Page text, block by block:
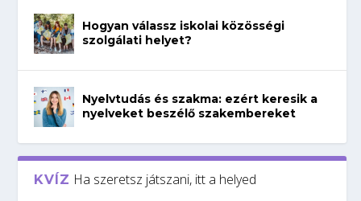
Hogyan válassz iskolai közösségi
szolgálati helyet?
Nyelvtudás és szakma: ezért keresik a
nyelveket beszélő szakembereket
KVÍZ Ha szeretsz játszani, itt a helyed